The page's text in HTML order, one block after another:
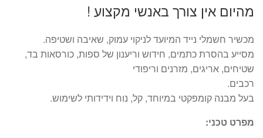
מהיום אין צורך באנשי מקצוע !
מכשיר חשמלי נייד המיועד לניקוי עמוק, שאיבה ושטיפה.
מסייע בהסרת כתמים, חידוש וריענון של ספות, כורסאות בד,
שטיחים, אריגים, מזרנים וריפודי
רכבים.
בעל מבנה קומפקטי במיוחד, קל, נוח וידידותי לשימוש.
מפרט טכני: